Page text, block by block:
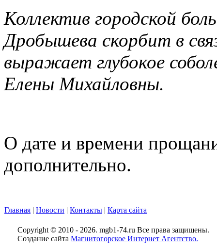
Коллектив городской
Дробышева скорбит в
выражает глубокое
Елены Михайловны.
О дате и времени
дополнительно.
Главная | Новости | Контакты | Карта сайта
Copyright © 2010 - 2026. mgb1-74.ru Все права защищены.
Создание сайта Магнитогорское Интернет Агентство.